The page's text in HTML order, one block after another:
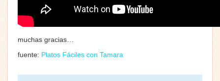
muchas gracias…
fuente: Platos Fáciles con Tamara